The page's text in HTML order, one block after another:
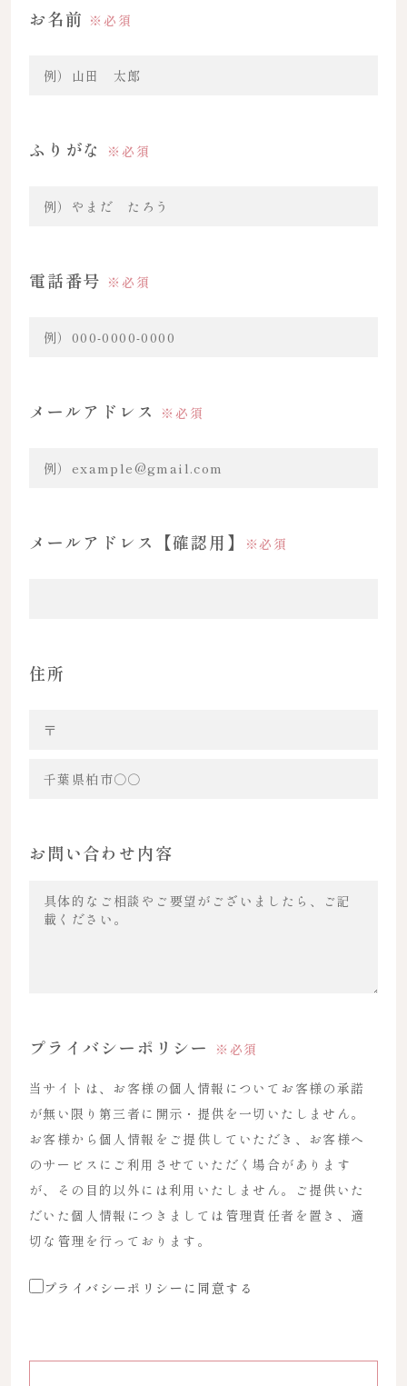
お名前 ※必須
ふりがな ※必須
電話番号 ※必須
メールアドレス ※必須
メールアドレス【確認用】 ※必須
住所
お問い合わせ内容
プライバシーポリシー ※必須
当サイトは、お客様の個人情報についてお客様の承諾
が無い限り第三者に開示・提供を一切いたしません。
お客様から個人情報をご提供していただき、お客様へ
のサービスにご利用させていただく場合があります
が、その目的以外には利用いたしません。ご提供いた
だいた個人情報につきましては管理責任者を置き、適
切な管理を行っております。
プライバシーポリシーに同意する